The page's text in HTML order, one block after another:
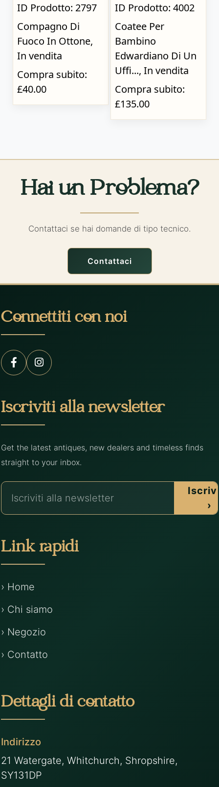
ID Prodotto: 2797
Compagno Di
Fuoco In Ottone,
In vendita
Compra subito:
£40.00
ID Prodotto: 4002
Coatee Per
Bambino
Edwardiano Di Un
Uffi..., In vendita
Compra subito:
£135.00
Hai un Problema?
Contattaci se hai domande di tipo tecnico.
Contattaci
Connettiti con noi
Iscriviti alla newsletter
Get the latest antiques, new dealers and timeless finds
straight to your inbox.
›
Link rapidi
› Home
› Chi siamo
› Negozio
› Contatto
Dettagli di contatto
Indirizzo
21 Watergate, Whitchurch, Shropshire,
SY131DP